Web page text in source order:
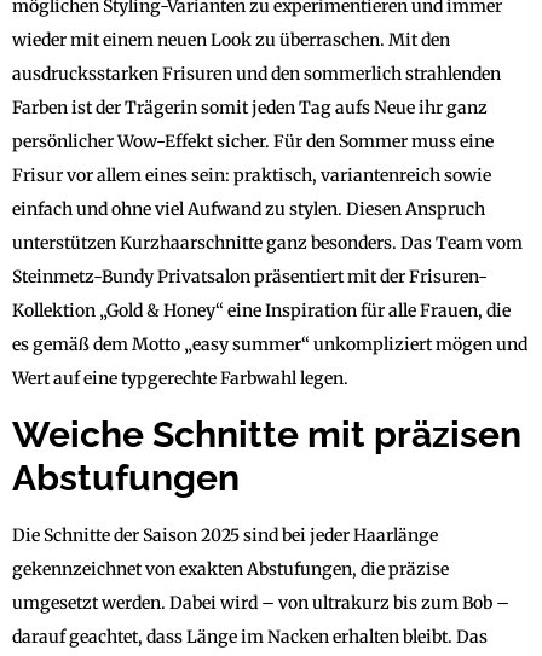
möglichen Styling-Varianten zu experimentieren und immer
wieder mit einem neuen Look zu überraschen. Mit den
ausdrucksstarken Frisuren und den sommerlich strahlenden
Farben ist der Trägerin somit jeden Tag aufs Neue ihr ganz
persönlicher Wow-Effekt sicher. Für den Sommer muss eine
Frisur vor allem eines sein: praktisch, variantenreich sowie
einfach und ohne viel Aufwand zu stylen. Diesen Anspruch
unterstützen Kurzhaarschnitte ganz besonders. Das Team vom
Steinmetz-Bundy Privatsalon präsentiert mit der Frisuren-
Kollektion „Gold & Honey“ eine Inspiration für alle Frauen, die
es gemäß dem Motto „easy summer“ unkompliziert mögen und
Wert auf eine typgerechte Farbwahl legen.
Weiche Schnitte mit präzisen
Abstufungen
Die Schnitte der Saison 2025 sind bei jeder Haarlänge
gekennzeichnet von exakten Abstufungen, die präzise
umgesetzt werden. Dabei wird – von ultrakurz bis zum Bob –
darauf geachtet, dass Länge im Nacken erhalten bleibt. Das